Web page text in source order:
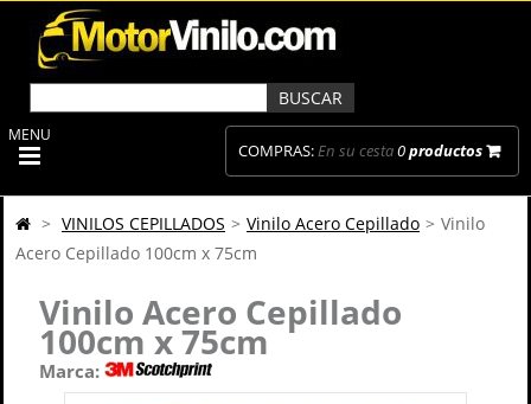
COMPRAS:En su cesta0productos
MENU
> VINILOS CEPILLADOS > Vinilo Acero Cepillado > Vinilo
Acero Cepillado 100cm x 75cm
Vinilo Acero Cepillado
100cm x 75cm
Marca: